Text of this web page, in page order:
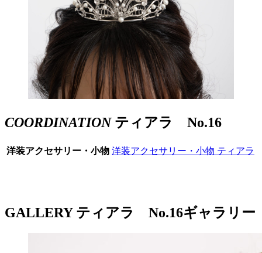
COORDINATION ティアラ No.16
洋装アクセサリー・小物 洋装アクセサリー・小物 ティアラ
GALLERY ティアラ No.16ギャラリー